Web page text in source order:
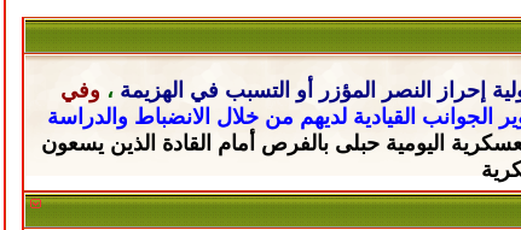
إحراز النصر المؤزر أو التسبب في الهزيمة ، وفي
الجوانب القيادية لديهم من خلال الانضباط والدراسة
اليومية حبلى بالفرص أمام القادة الذين يسعون